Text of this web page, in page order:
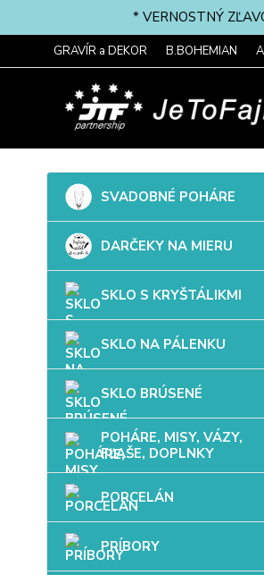
* VERNOSTNÝ
GRAVÍR a DEKOR B.BOHEMIAN
SVADOBNÉ POHÁRE
DARČEKY NA MIERU
SKLO S KRYŠTÁLIKMI
SKLO NA PÁLENKU
SKLO BRÚSENÉ
POHÁRE, MISY, VÁZY,
FĽAŠE, DOPLNKY
PORCELÁN
PRÍBORY